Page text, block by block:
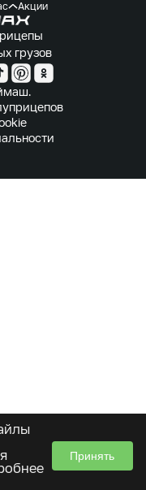
Акции
грузов
Принять